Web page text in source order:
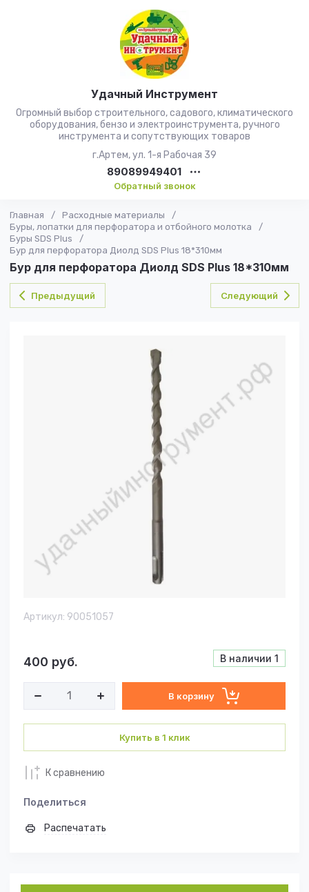
Удачный Инструмент
Огромный выбор строительного, садового, климатического
оборудования, бензо и электроинструмента, ручного
инструмента и сопутствующих товаров
г.Артем, ул. 1-я Рабочая 39
89089949401
Обратный звонок
Главная / Расходные материалы
/
Буры, лопатки для перфоратора и отбойного молотка
/
Буры SDS Plus
/
Бур для перфоратора Диолд SDS Plus 18*310мм
Бур для перфоратора Диолд SDS Plus 18*310мм
Предыдущий Следующий
Артикул: 90051057
В наличии 1
400 руб.
В корзину
Купить в 1 клик
К сравнению
Поделиться
Распечатать